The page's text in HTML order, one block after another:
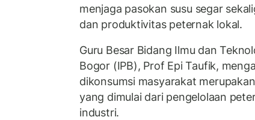
menjaga pasokan susu segar
dan produktivitas peternak lokal.
Guru Besar Bidang Ilmu dan
Bogor (IPB), Prof Epi Taufik,
dikonsumsi masyarakat
yang dimulai dari pengelolaan
industri.